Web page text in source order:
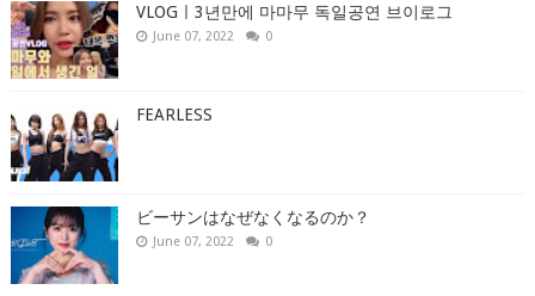
VLOGㅣ3년만에 마마무 독일공연 브이로그
June 07, 2022 0
FEARLESS
ビーサンはなぜなくなるのか？
June 07, 2022 0